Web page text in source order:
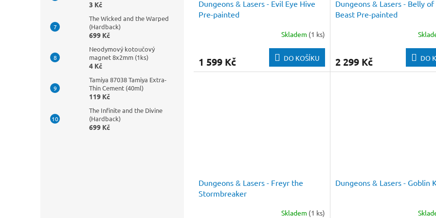
3 Kč
The Wicked and the Warped
(Hardback)
699 Kč
Neodymový kotoučový
magnet 8x2mm (1ks)
4 Kč
Tamiya 87038 Tamiya Extra-
Thin Cement (40ml)
119 Kč
The Infinite and the Divine
(Hardback)
699 Kč
Dungeons & Lasers - Evil Eye Hive
Pre-painted
Skladem (1 ks)
1 599 Kč DO KOŠÍKU
Dungeons & Lasers - Belly
Beast Pre-painted
2 299 Kč DO
Dungeons & Lasers - Freyr the
Stormbreaker
Skladem (1 ks)
Dungeons & Lasers - Goblin